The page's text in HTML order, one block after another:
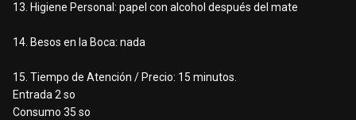
13. Higiene Personal: papel con alcohol después del mate
14. Besos en la Boca: nada
15. Tiempo de Atención / Precio: 15 minutos.
Entrada 2 so
Consumo 35 so